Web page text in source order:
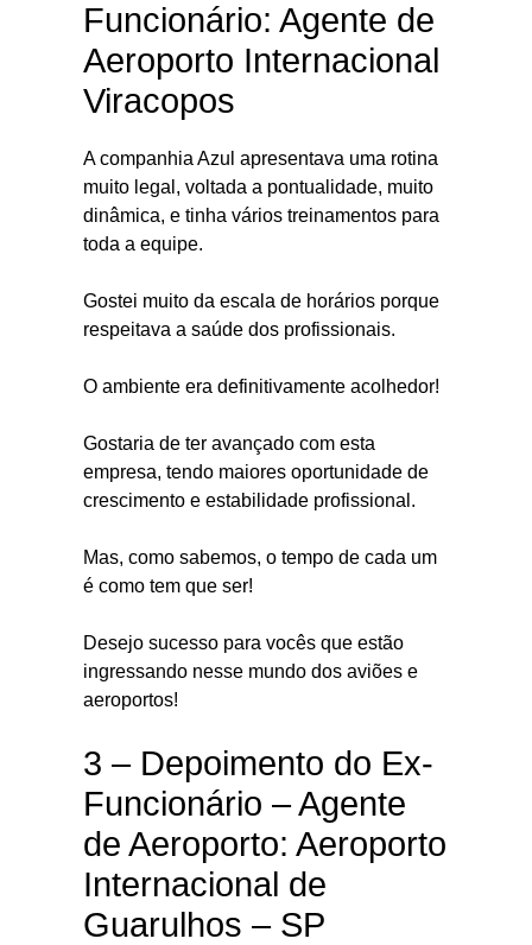
Funcionário: Agente de
Aeroporto Internacional
Viracopos
A companhia Azul apresentava uma rotina
muito legal, voltada a pontualidade, muito
dinâmica, e tinha vários treinamentos para
toda a equipe.
Gostei muito da escala de horários porque
respeitava a saúde dos profissionais.
O ambiente era definitivamente acolhedor!
Gostaria de ter avançado com esta
empresa, tendo maiores oportunidade de
crescimento e estabilidade profissional.
Mas, como sabemos, o tempo de cada um
é como tem que ser!
Desejo sucesso para vocês que estão
ingressando nesse mundo dos aviões e
aeroportos!
3 – Depoimento do Ex-
Funcionário – Agente
de Aeroporto: Aeroporto
Internacional de
Guarulhos – SP